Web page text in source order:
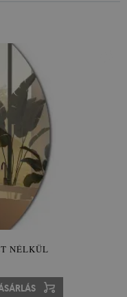
NÉLKÜL